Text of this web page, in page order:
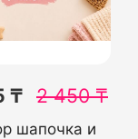
₸ 2 450₸
шапочка и